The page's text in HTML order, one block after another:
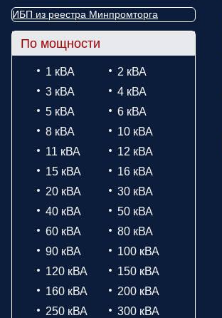
ИБП из реестра Минпромторга
По мощности
1 кВА
2 кВА
3 кВА
4 кВА
5 кВА
6 кВА
8 кВА
10 кВА
11 кВА
12 кВА
15 кВА
16 кВА
20 кВА
30 кВА
40 кВА
50 кВА
60 кВА
80 кВА
90 кВА
100 кВА
120 кВА
150 кВА
160 кВА
200 кВА
250 кВА
300 кВА